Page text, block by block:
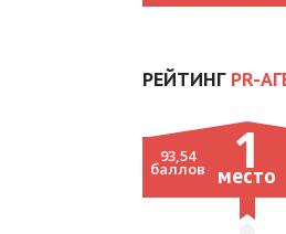
РЕЙТИНГ PR-
93,54
баллов 1
место